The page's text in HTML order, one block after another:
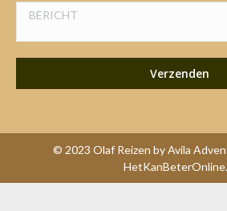
© 2023 Olaf Reizen by Avila